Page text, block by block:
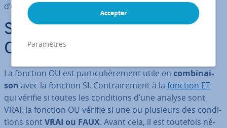
d’utiliser cette fonction de manière optimale.
Syntaxe de la fonction Excel
OU
La fonction OU est par­ti­cu­liè­re­ment utile en com­bi­nai­
son avec la fonction SI. Con­trai­re­ment à la fonction ET
qui vérifie si toutes les con­di­tions d’une analyse sont
VRAI, la fonction OU vérifie si une ou plusieurs des con­di­
tions sontVRAI ou FAUX. Avant cela, il est toutefois né­
Accepter
Paramètres